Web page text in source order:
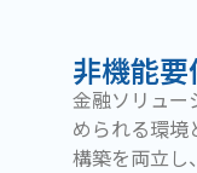
非機能
金融ソリュー
められる環境
構築を両立し